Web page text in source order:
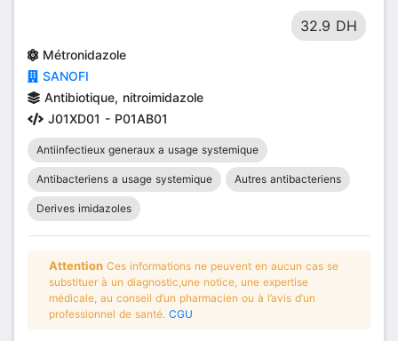
32.9 DH
Métronidazole
SANOFI
Antibiotique, nitroimidazole
J01XD01 - P01AB01
Antiinfectieux generaux a usage systemique
Antibacteriens a usage systemique Autres antibacteriens
Derives imidazoles
Attention Ces informations ne peuvent en aucun cas se
substituer à un diagnostic,une notice, une expertise
médicale, au conseil d’un pharmacien ou à l’avis d’un
professionnel de santé. CGU